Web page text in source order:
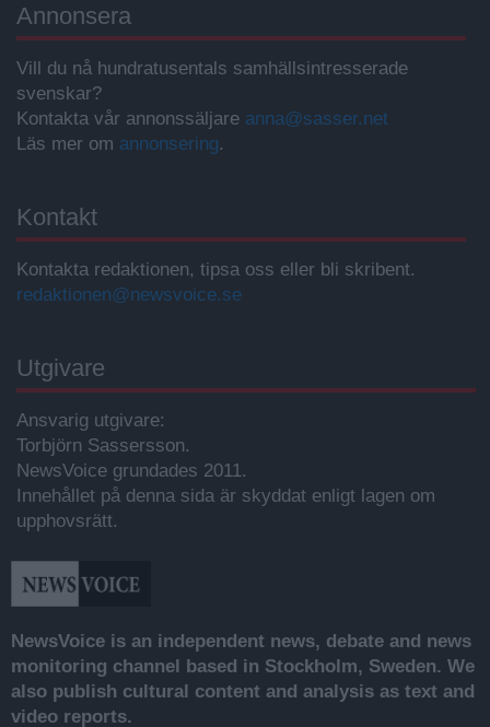
Annonsera
Vill du nå hundratusentals samhällsintresserade
svenskar?
Kontakta vår annonssäljare anna@sasser.net
Läs mer om annonsering.
Kontakt
Kontakta redaktionen, tipsa oss eller bli skribent.
redaktionen@newsvoice.se
Utgivare
Ansvarig utgivare:
Torbjörn Sassersson.
NewsVoice grundades 2011.
Innehållet på denna sida är skyddat enligt lagen om
upphovsrätt.
NewsVoice is an independent news, debate and news
monitoring channel based in Stockholm, Sweden. We
also publish cultural content and analysis as text and
video reports.